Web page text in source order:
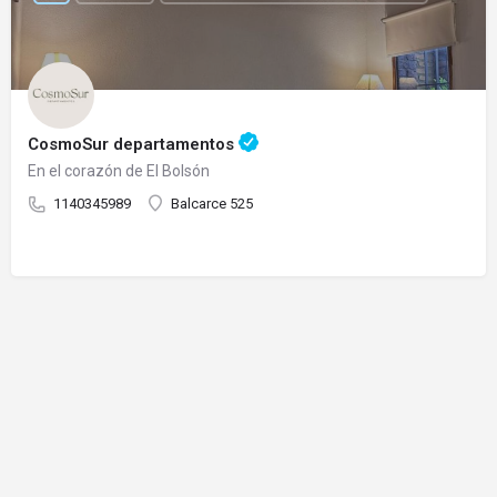
CosmoSur departamentos
En el corazón de El Bolsón
1140345989 Balcarce 525